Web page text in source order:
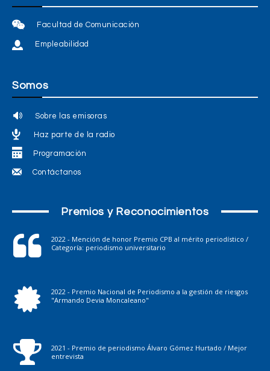
Facultad de Comunicación
Empleabilidad
Somos
Sobre las emisoras
Haz parte de la radio
Programación
Contáctanos
Premios y Reconocimientos
2022 - Mención de honor Premio CPB al mérito periodístico /
Categoría: periodismo universitario
2022 - Premio Nacional de Periodismo a la gestión de riesgos
"Armando Devia Moncaleano"
2021 - Premio de periodismo Álvaro Gómez Hurtado / Mejor
entrevista